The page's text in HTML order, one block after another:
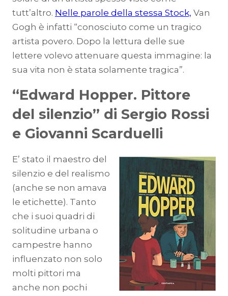
tutt’altro. Nelle parole della stessa Stock, Van
Gogh è infatti “conosciuto come un tragico
artista povero. Dopo la lettura delle sue
lettere volevo attenuare questa immagine: la
sua vita non è stata solamente tragica”.
“Edward Hopper. Pittore
del silenzio” di Sergio Rossi
e Giovanni Scarduelli
E’ stato il maestro del
silenzio e del realismo
(anche se non amava
le etichette). Tanto
che i suoi quadri di
solitudine urbana o
campestre hanno
influenzato non solo
molti pittori ma
anche non pochi